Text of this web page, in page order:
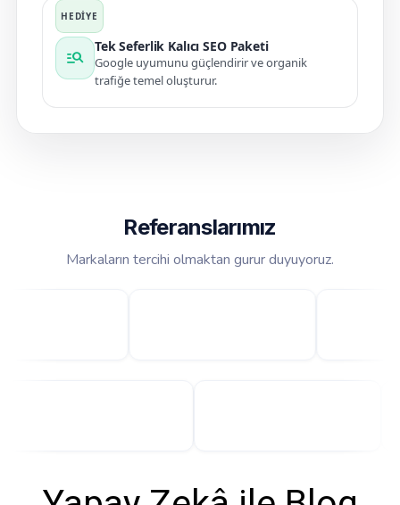
manage_search
Tek Seferlik Kalıcı SEO Paketi
Google uyumunu güçlendirir ve organik
trafiğe temel oluşturur.
Referanslarımız
Markaların tercihi olmaktan gurur duyuyoruz.